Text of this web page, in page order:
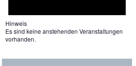
Hinweis
Es sind keine anstehenden Veranstaltungen
vorhanden.